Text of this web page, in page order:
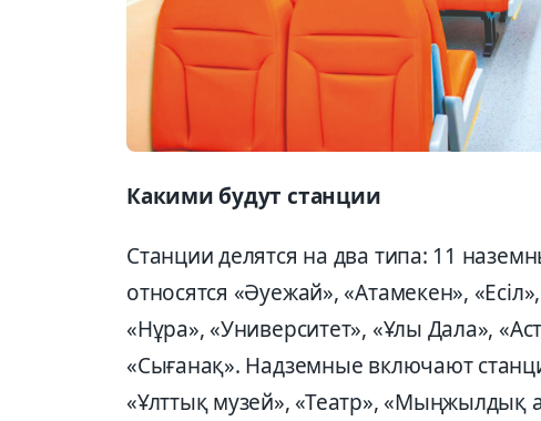
Какими будут станции
Станции делятся на два типа: 11
относятся «Әуежай», «Атамекен»,
«Нұра», «Университет», «Ұлы Дала»,
«Сығанақ». Надземные включают
«Ұлттық музей», «Театр», «Мыңжылдық